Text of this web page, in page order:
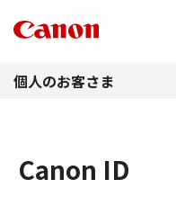
個人のお客さま
Canon ID